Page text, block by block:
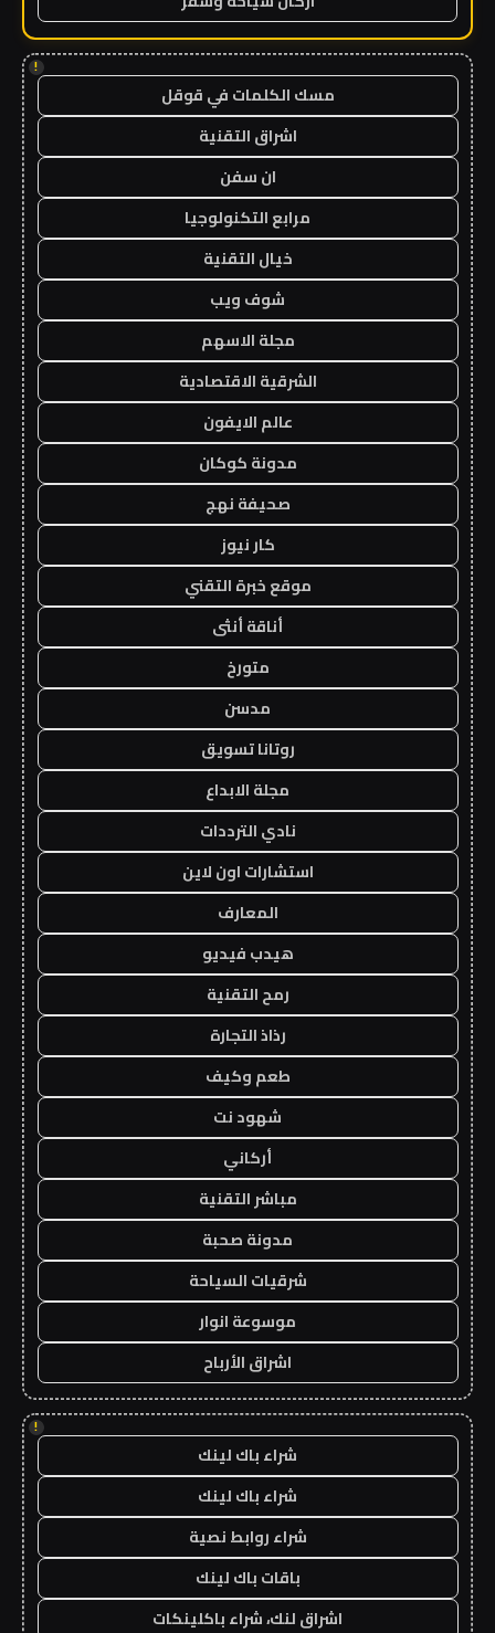
!
مسك الكلمات في قوقل
اشراق التقنية
ان سفن
مرابع التكنولوجيا
خيال التقنية
شوف ويب
مجلة الاسهم
الشرقية الاقتصادية
عالم الايفون
مدونة كوكان
صحيفة نهج
كار نيوز
موقع خبرة التقني
أناقة أنثى
متورخ
مدسن
روتانا تسويق
مجلة الابداع
نادي الترددات
استشارات اون لاين
المعارف
هيدب فيديو
رمح التقنية
رذاذ التجارة
طعم وكيف
شهود نت
أركاني
مباشر التقنية
مدونة صحبة
شرقيات السياحة
موسوعة انوار
اشراق الأرباح
!
شراء باك لينك
شراء باك لينك
شراء روابط نصية
باقات باك لينك
اشراق لنك، شراء باكلينكات